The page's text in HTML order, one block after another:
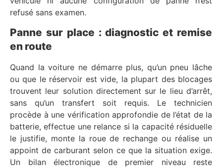
refusé sans examen.
Panne sur place : diagnostic et remise
en route
Quand la voiture ne démarre plus, qu’un pneu lâche
ou que le réservoir est vide, la plupart des blocages
trouvent leur solution directement sur le lieu d’arrêt,
sans qu’un transfert soit requis. Le technicien
procède à une vérification approfondie de l’état de la
batterie, effectue une relance si la capacité résiduelle
le justifie, monte la roue de rechange ou réalise un
appoint de carburant selon ce que la situation exige.
Un bilan électronique de premier niveau reste